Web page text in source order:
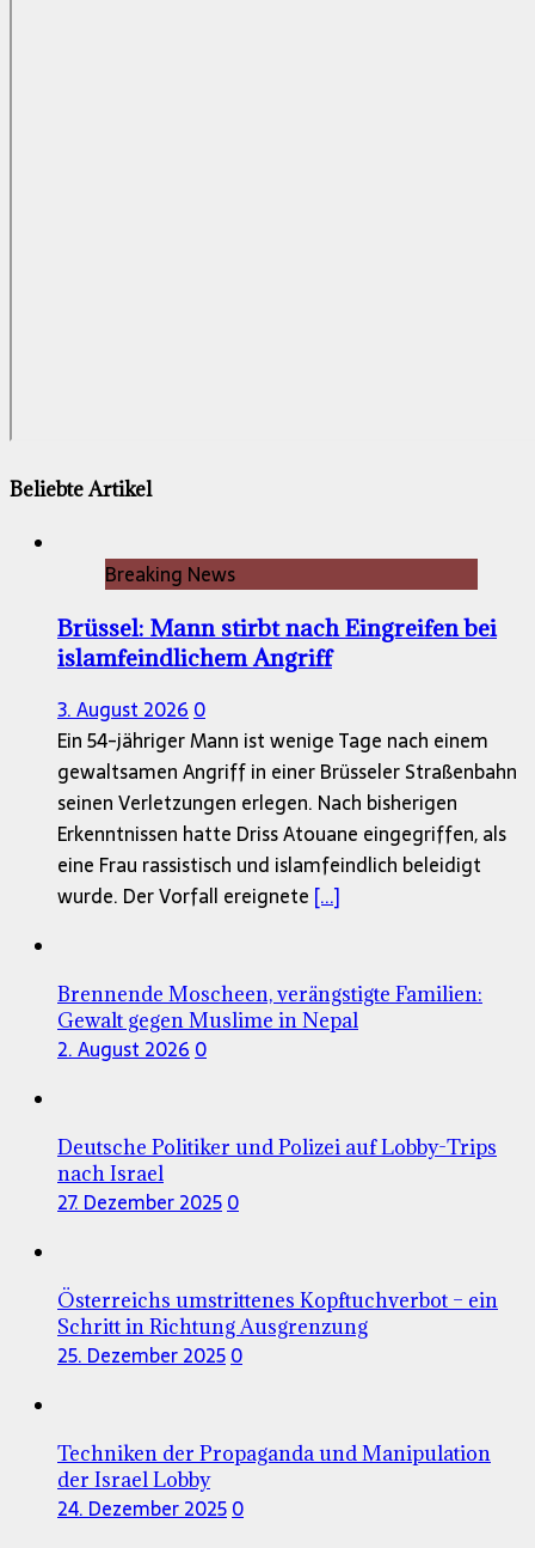
Beliebte Artikel
Breaking News
Brüssel: Mann stirbt nach Eingreifen bei
islamfeindlichem Angriff
3. August 20260
Ein 54-jähriger Mann ist wenige Tage nach einem
gewaltsamen Angriff in einer Brüsseler Straßenbahn
seinen Verletzungen erlegen. Nach bisherigen
Erkenntnissen hatte Driss Atouane eingegriffen, als
eine Frau rassistisch und islamfeindlich beleidigt
wurde. Der Vorfall ereignete [...]
Brennende Moscheen, verängstigte Familien:
Gewalt gegen Muslime in Nepal
2. August 20260
Deutsche Politiker und Polizei auf Lobby-Trips
nach Israel
27. Dezember 20250
Österreichs umstrittenes Kopftuchverbot – ein
Schritt in Richtung Ausgrenzung
25. Dezember 20250
Techniken der Propaganda und Manipulation
der Israel Lobby
24. Dezember 20250